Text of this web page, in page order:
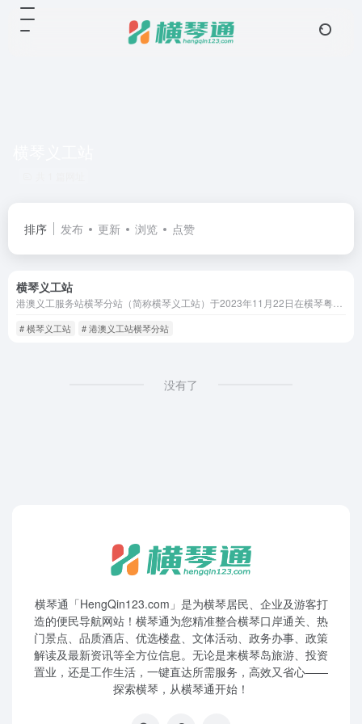
排序 发布 更新 浏览 点赞
横琴义工站
# 横琴义工站 # 港澳义工站横琴分站
没有了
横琴通「HengQin123.com」是为横琴居民、企业及游客打
造的便民导航网站！横琴通为您精准整合横琴口岸通关、热
门景点、品质酒店、优选楼盘、文体活动、政务办事、政策
解读及最新资讯等全方位信息。无论是来横琴岛旅游、投资
置业，还是工作生活，一键直达所需服务，高效又省心——
探索横琴，从横琴通开始！